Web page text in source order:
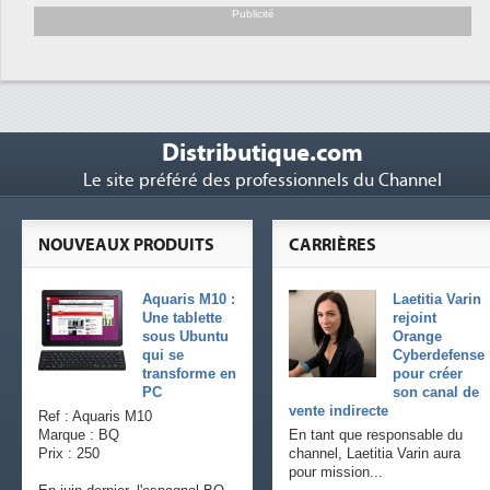
soutient les...
Publicité
Distributique.com
Le site préféré des professionnels du Channel
CARRIÈRES
Laetitia Varin
rejoint
Orange
Cyberdefense
pour créer
son canal de
vente indirecte
En tant que responsable du
channel, Laetitia Varin aura
pour mission...
NOUVEAUX PRODUITS
Aquaris M10 :
Une tablette
sous Ubuntu
qui se
transforme en
PC
Ref : Aquaris M10
Marque : BQ
Prix : 250